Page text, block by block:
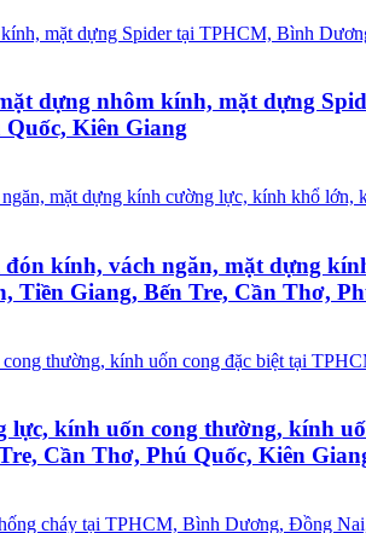
dựng nhôm kính, mặt dựng
Kiên Giang
kính, vách ngăn, mặt dựng
Giang, Bến Tre, Cần Thơ,
lực, kính uốn cong thường, kính
Cần Thơ, Phú Quốc, Kiên